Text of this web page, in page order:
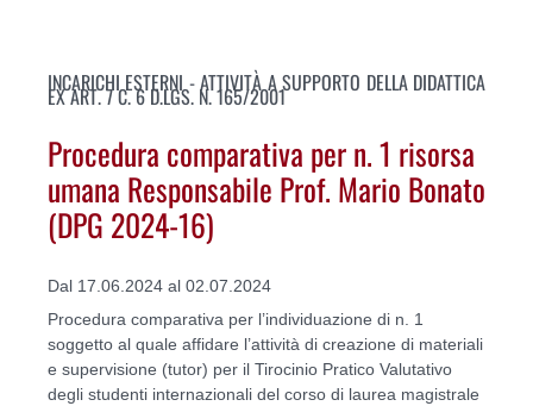
INCARICHI ESTERNI - ATTIVITÀ A SUPPORTO DELLA DIDATTICA
EX ART. 7 C. 6 D.LGS. N. 165/2001
Procedura comparativa per n. 1 risorsa
umana Responsabile Prof. Mario Bonato
(DPG 2024-16)
Dal 17.06.2024 al 02.07.2024
Procedura comparativa per l’individuazione di n. 1
soggetto al quale affidare l’attività di creazione di materiali
e supervisione (tutor) per il Tirocinio Pratico Valutativo
degli studenti internazionali del corso di laurea magistrale